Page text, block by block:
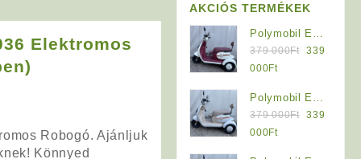
Elektromos
Robogó. Ajánljuk
Könnyed
AKCIÓS TERMÉKEK
Polymobil E-
MOB 40/A
Elektromos
Jármű (Krém-
Bordó)
379 000Ft Original
379
000Ft.
339
000FtCurrent
is:
339
000Ft.
Polymobil E-
MOB 40/A
Elektromos
379 000Ft Original
339
000FtCurrent